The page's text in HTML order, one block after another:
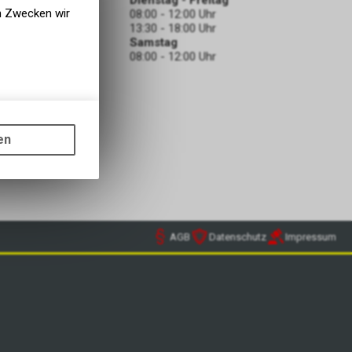
08:00 - 12:00 Uhr
13:30 - 18:00 Uhr
Samstag
08:00 - 12:00 Uhr
AGB Datenschutz Impressum
Zwecken wir
wie die
die